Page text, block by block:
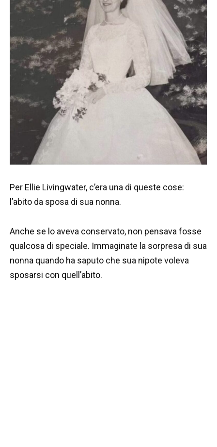
Per Ellie Livingwater, c’era una di queste cose:
l’abito da sposa di sua nonna.
Anche se lo aveva conservato, non pensava fosse
qualcosa di speciale. Immaginate la sorpresa di sua
nonna quando ha saputo che sua nipote voleva
sposarsi con quell’abito.